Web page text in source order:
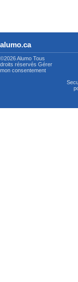
alumo.ca
©2026 Alumo Tous
droits réservés Gérer
mon consentement